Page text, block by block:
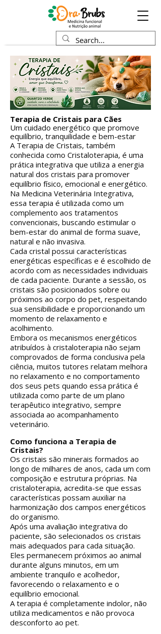
Terapia de Cristais para Cães
Um cuidado energético que promove
equilíbrio, tranquilidade e bem-estar
A Terapia de Cristais, também
conhecida como Cristaloterapia, é uma
prática integrativa que utiliza a energia
natural dos cristais para promover
equilíbrio físico, emocional e energético.
Na Medicina Veterinária Integrativa,
essa terapia é utilizada como um
complemento aos tratamentos
convencionais, buscando estimular o
bem-estar do animal de forma suave,
natural e não invasiva.
Cada cristal possui características
energéticas específicas e é escolhido de
acordo com as necessidades individuais
de cada paciente. Durante a sessão, os
cristais são posicionados sobre ou
próximos ao corpo do pet, respeitando
sua sensibilidade e proporcionando um
momento de relaxamento e
acolhimento.
Embora os mecanismos energéticos
atribuídos à cristaloterapia não sejam
comprovados de forma conclusiva pela
ciência, muitos tutores relatam melhora
no relaxamento e no comportamento
dos seus pets quando essa prática é
utilizada como parte de um plano
terapêutico integrativo, sempre
associada ao acompanhamento
veterinário.
Como funciona a Terapia de
Cristais?
Os cristais são minerais formados ao
longo de milhares de anos, cada um com
composição e estrutura próprias. Na
cristaloterapia, acredita-se que essas
características possam auxiliar na
harmonização dos campos energéticos
do organismo.
Após uma avaliação integrativa do
paciente, são selecionados os cristais
mais adequados para cada situação.
Eles permanecem próximos ao animal
durante alguns minutos, em um
ambiente tranquilo e acolhedor,
favorecendo o relaxamento e o
equilíbrio emocional.
A terapia é completamente indolor, não
utiliza medicamentos e não provoca
desconforto ao pet.